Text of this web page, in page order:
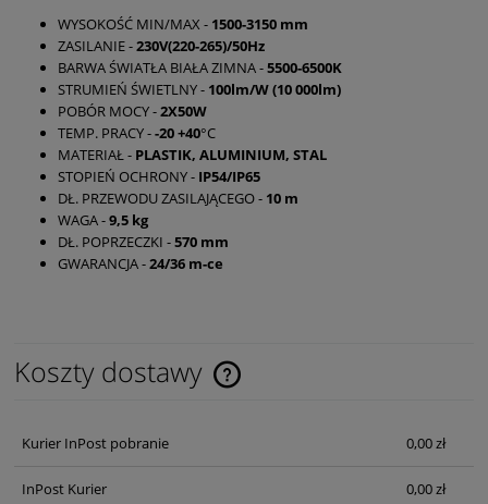
WYSOKOŚĆ MIN/MAX - 1500-3150 mm
ZASILANIE -230V(220-265)/50Hz
BARWA ŚWIATŁA BIAŁA ZIMNA -5500-6500K
STRUMIEŃ ŚWIETLNY - 100lm/W (10 000lm)
POBÓR MOCY -2X50W
TEMP. PRACY --20 +40°C
MATERIAŁ - PLASTIK, ALUMINIUM, STAL
STOPIEŃ OCHRONY - IP54/IP65
DŁ. PRZEWODU ZASILAJĄCEGO - 10 m
WAGA -9,5 kg
DŁ. POPRZECZKI -570 mm
GWARANCJA -24/36 m-ce
Koszty dostawy
Cena nie zawiera ewentualnych kosztów płatności
Kurier InPost pobranie 0,00 zł
InPost Kurier 0,00 zł